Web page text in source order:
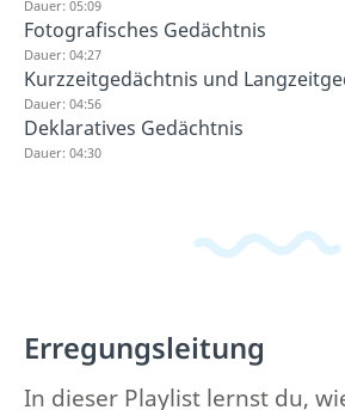
Dauer: 05:09
Fotografisches Gedächtnis
Dauer: 04:27
Kurzzeitgedächtnis und
Dauer: 04:56
Deklaratives Gedächtnis
Dauer: 04:30
Erregungsleitung
In dieser Playlist lernst du,